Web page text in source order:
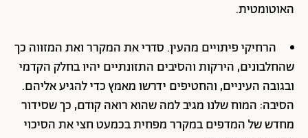
האוטומטית.
הרחיקי פיתויים מהעין. סדרי את המקרר ואת המזווה כך
שהחלבונים, הירקות והסיבים התזונתיים יהיו בחלק הקדמי
ובגובה העיניים, והחטיפים ידרשו מאמץ כדי להגיע אליהם.
הסיבה: המוח שלנו מגיב למה שהוא רואה קודם, כך שסידור
מחדש של המדפים במקרר מפחית בכמעט חצי את הסיכוי